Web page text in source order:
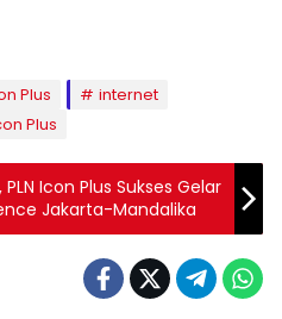
Plus
internet
Plus
Icon Plus Sukses Gelar
Jakarta-Mandalika